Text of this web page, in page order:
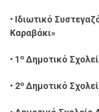
• Ιδιωτικό
Καραβάκι»
• 1 ο Δημοτικό
• 2ο Δημοτικό